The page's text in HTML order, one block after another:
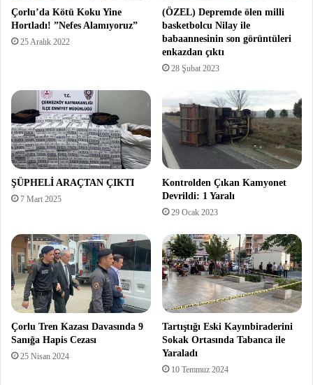
Çorlu’da Kötü Koku Yine
Hortladı! ”Nefes Alamıyoruz”
25 Aralık 2022
(ÖZEL) Depremde ölen milli
basketbolcu Nilay ile
babaannesinin son görüntüleri
enkazdan çıktı
28 Şubat 2023
ŞÜPHELİ ARAÇTAN ÇIKTI
7 Mart 2025
Kontrolden Çıkan Kamyonet
Devrildi: 1 Yaralı
29 Ocak 2023
Çorlu Tren Kazası Davasında 9
Sanığa Hapis Cezası
25 Nisan 2024
Tartıştığı Eski Kayınbiraderini
Sokak Ortasında Tabanca ile
Yaraladı
10 Temmuz 2024